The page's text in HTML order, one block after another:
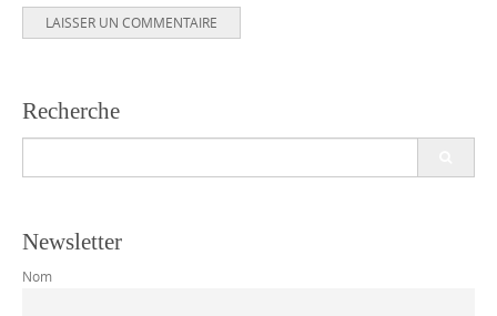
Recherche
Newsletter
Nom